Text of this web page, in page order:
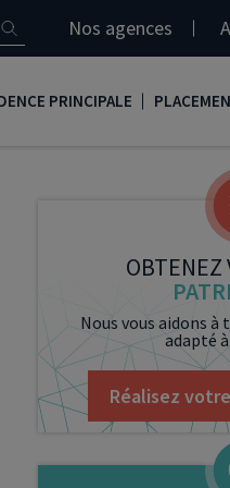
Nos agences
PRINCIPALE
son crédit immobilier
PEA
Loi Madelin
SCPI
Simulation loi
Comment
Le guide de la loi
Simulation prêt
Nos vidéos
Nos Podcasts
OBTENEZ
Nous vous aidons
adapté
Réalisez